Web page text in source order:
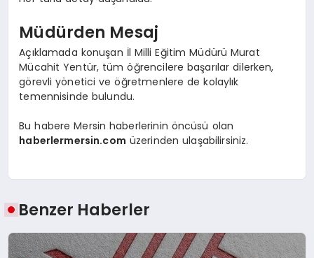
Müdürden Mesaj
Açıklamada konuşan İl Milli Eğitim Müdürü Murat
Mücahit Yentür, tüm öğrencilere başarılar dilerken,
görevli yönetici ve öğretmenlere de kolaylık
temennisinde bulundu.
Bu habere Mersin haberlerinin öncüsü olan
haberlermersin.com üzerinden ulaşabilirsiniz.
Benzer Haberler